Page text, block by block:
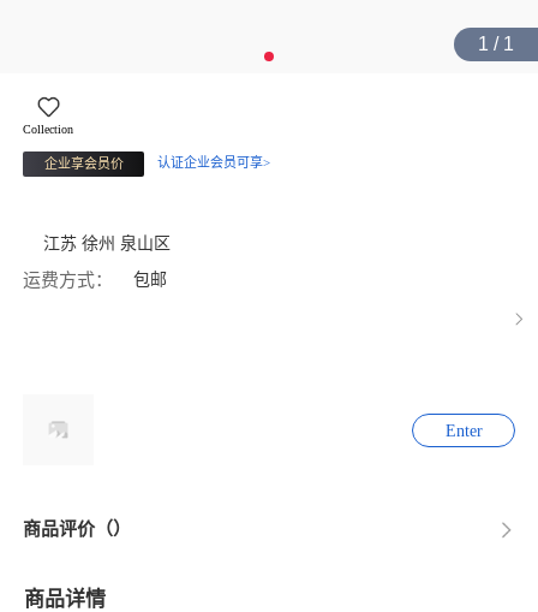
1 / 1
Collection
企业享会员价 认证企业会员可享>
江苏 徐州 泉山区
运费方式： 包邮
Enter
商品评价（）
商品详情